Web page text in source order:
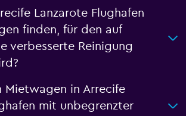
Lanzarote Flughafen
finden, für den auf
verbesserte Reinigung
Mietwagen in Arrecife
mit unbegrenzter